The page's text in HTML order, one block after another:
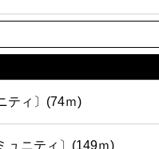
ティ〕(74ｍ)
ュニティ〕(149ｍ)